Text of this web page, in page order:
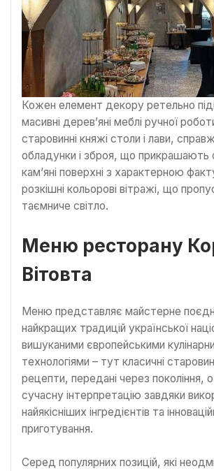
Кожен елемент декору ретельно
масивні дерев’яні меблі ручної
старовинні княжі столи і лави,
обладунки і зброя, що прикрашають
кам’яні поверхні з характерною
розкішні кольорові вітражі, що
таємниче світло.
Меню ресторану
Вітовта
Меню представляє майстерне
найкращих традицій української
вишуканими європейськими
технологіями – тут класичні
рецепти, передані через покоління,
сучасну інтерпретацію завдяки
найякісніших інгредієнтів та
приготування.
Серед популярних позицій, які